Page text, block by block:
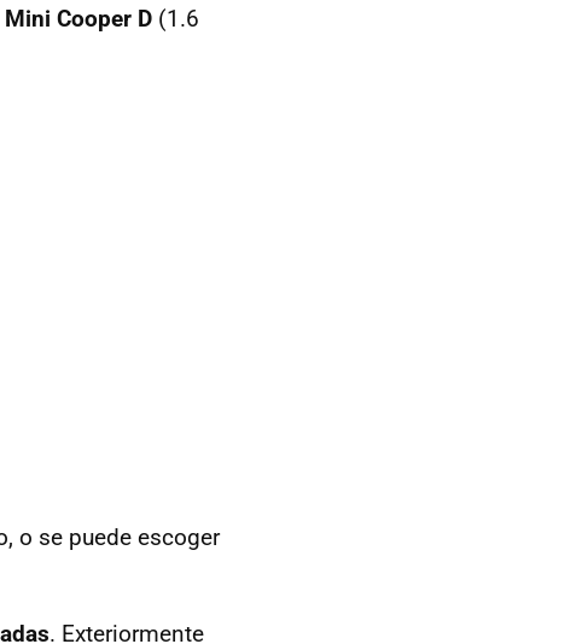
Mini Cooper D (1.6
o se puede escoger
. Exteriormente